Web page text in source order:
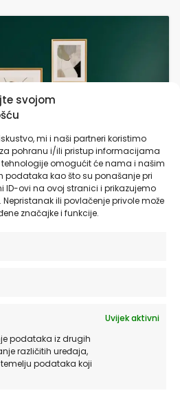
svojom
mi i naši partneri koristimo
pohranu i/ili pristup informacijama
tehnologije omogućit će nama i našim
kao što su ponašanje pri
ID-ovi na ovoj stranici i prikazujemo
ili povlačenje privole može
značajke i funkcije.
Uvijek aktivni
podataka iz drugih
različitih uređaja,
podataka koji
Zid Može Transformirati
Komadi za Svaki Stil
izazovan, ali i uzbudljiv